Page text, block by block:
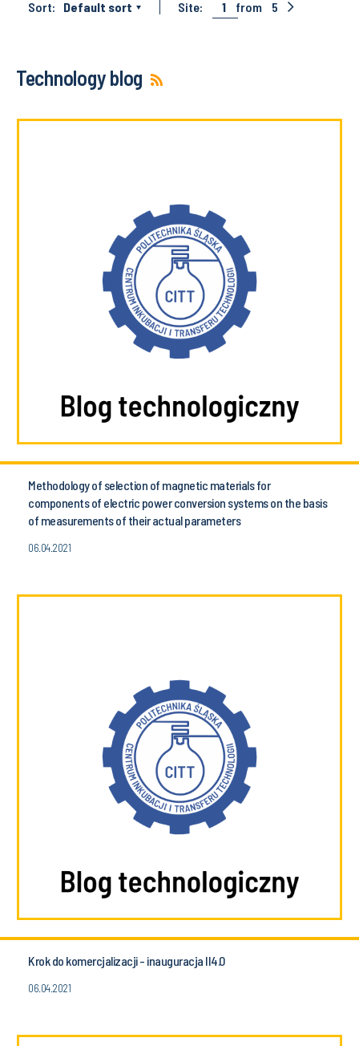
Sort: Default sort Site: 1 from 5
Technology blog
Methodology of selection of magnetic materials for
components of electric power conversion systems on the basis
of measurements of their actual parameters
06.04.2021
Krok do komercjalizacji - inauguracja II4.0
06.04.2021